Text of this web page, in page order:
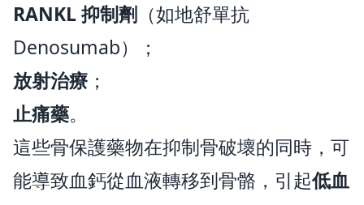
RANKL 抑制劑 （如地舒單抗
Denosumab）；
放射治療；
止痛藥。
這些骨保護藥物在抑制骨破壞的同時，可
能導致血鈣從血液轉移到骨骼，引起低血